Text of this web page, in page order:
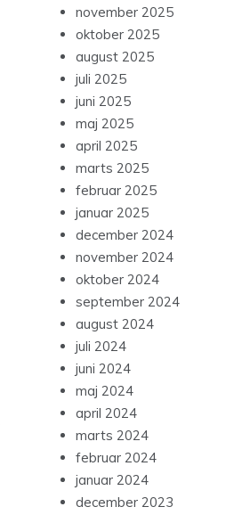
november 2025
oktober 2025
august 2025
juli 2025
juni 2025
maj 2025
april 2025
marts 2025
februar 2025
januar 2025
december 2024
november 2024
oktober 2024
september 2024
august 2024
juli 2024
juni 2024
maj 2024
april 2024
marts 2024
februar 2024
januar 2024
december 2023